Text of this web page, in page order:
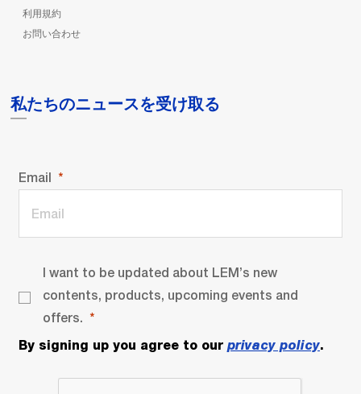
利用規約
お問い合わせ
私たちのニュースを受け取る
Email
I want to be updated about LEM’s new
contents, products, upcoming events and
offers.
By signing up you agree to our privacy policy.